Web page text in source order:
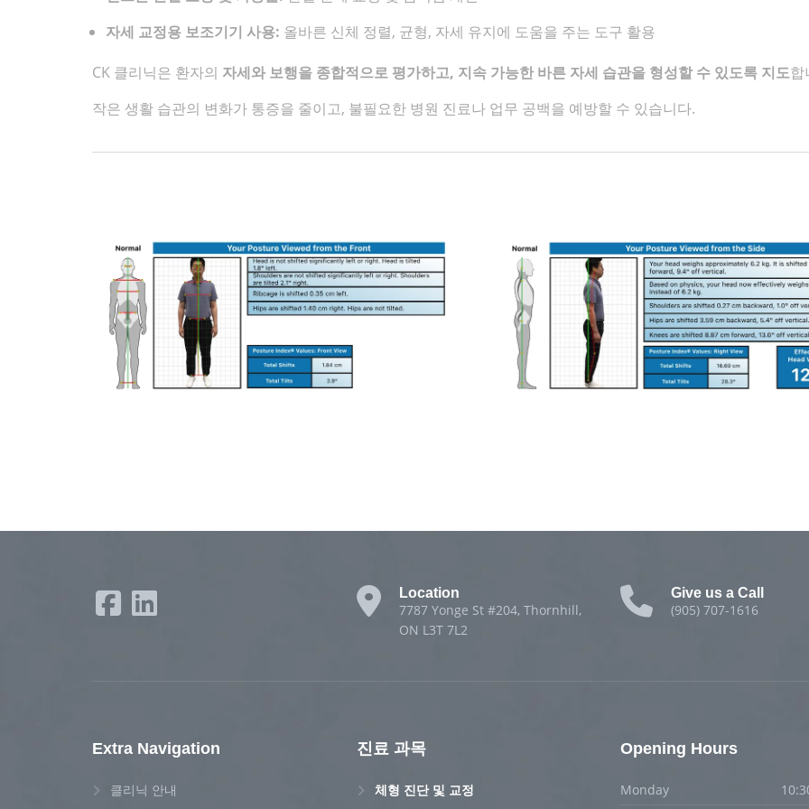
자세 교정용 보조기기 사용: 올바른 신체 정렬, 균형, 자세 유지에 도움을 주는 도구 활용
CK 클리닉은 환자의 자세와 보행을 종합적으로 평가하고, 지속 가능한 바른 자세 습관을 형성할 수 있도록 지도합
작은 생활 습관의 변화가 통증을 줄이고, 불필요한 병원 진료나 업무 공백을 예방할 수 있습니다.
Location
7787 Yonge St #204, Thornhill,
ON L3T 7L2
Give us a Call
(905) 707-1616
Extra Navigation
클리닉 안내
진료 과목
체형 진단 및 교정
Opening Hours
Monday